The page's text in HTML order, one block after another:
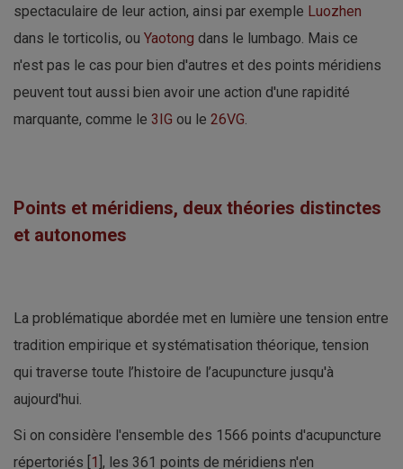
spectaculaire de leur action, ainsi par exemple Luozhen
dans le torticolis, ou Yaotong dans le lumbago. Mais ce
n'est pas le cas pour bien d'autres et des points méridiens
peuvent tout aussi bien avoir une action d'une rapidité
marquante, comme le 3IG ou le 26VG
Points et méridiens, deux théories distinctes
et autonomes
La problématique abordée met en lumière une tension entre
tradition empirique et systématisation théorique, tension
qui traverse toute l’histoire de l’acupuncture jusqu'à
aujourd'hui.
Si on considère l'ensemble des 1566 points d'acupuncture
répertoriés [ 1 ], les 361 points de méridiens n'en